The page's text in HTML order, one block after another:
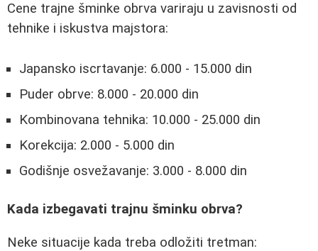
Cene trajne šminke obrva variraju u zavisnosti od
tehnike i iskustva majstora:
Japansko iscrtavanje: 6.000 - 15.000 din
Puder obrve: 8.000 - 20.000 din
Kombinovana tehnika: 10.000 - 25.000 din
Korekcija: 2.000 - 5.000 din
Godišnje osvežavanje: 3.000 - 8.000 din
Kada izbegavati trajnu šminku obrva?
Neke situacije kada treba odložiti tretman: